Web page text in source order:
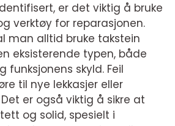
er det viktig å bruke
verktøy for reparasjonen.
man alltid bruke takstein
eksisterende typen, både
funksjonens skyld. Feil
til nye lekkasjer eller
er også viktig å sikre at
og solid, spesielt i